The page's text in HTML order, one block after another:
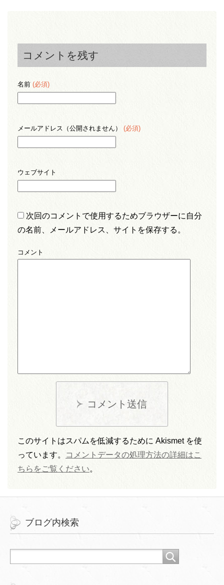
コメントを残す
名前 (必須)
メールアドレス（公開されません） (必須)
ウェブサイト
次回のコメントで使用するためブラウザーに自分
の名前、メールアドレス、サイトを保存する。
コメント
コメント送信
このサイトはスパムを低減するために Akismet を使
っています。
コメントデータの処理方法の詳細はこ
ちらをご覧ください。
ブログ内検索